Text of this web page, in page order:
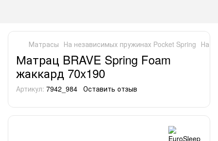
Матрасы На независимых пружинах Pocket Spring На
Матрац BRAVE Spring Foam
жаккард 70x190
Артикул: 7942_984 Оставить отзыв